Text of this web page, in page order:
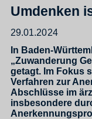
Umdenken
29.01.2024
In Baden-
„Zuwanderung
getagt. Im Fokus
Verfahren zur
Abschlüsse im
insbesondere